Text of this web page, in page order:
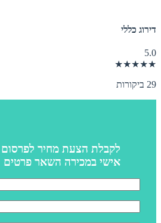
דירוג כללי
5.0
★★★★★
29 ביקורות
לקבלת הצעת מחיר לפרסום
אישי במכירה השאר פרטים